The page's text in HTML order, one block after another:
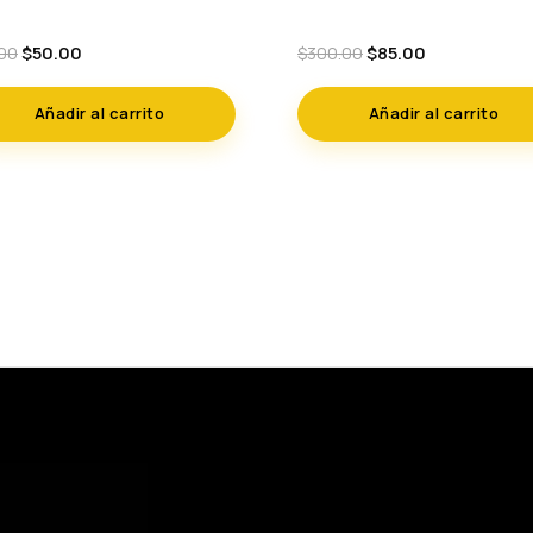
Original
$65.00.
$50.00
$50.00.
Añadir al carrito
$300.00Original
$300.00.
$85.00
$85.00.
Añadir al carrito